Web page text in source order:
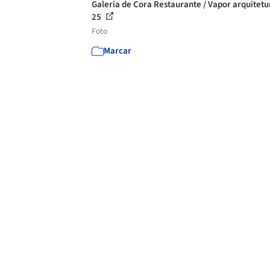
Galeria de Cora Restaurante / Vapor
25
Foto
Marcar